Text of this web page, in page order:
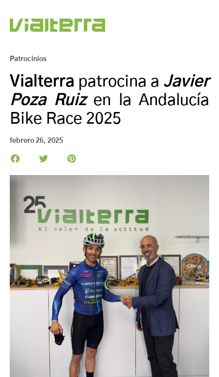
Patrocinios
Vialterra patrocina a Javier
Poza Ruizen la Andalucía
Bike Race 2025
febrero 26, 2025